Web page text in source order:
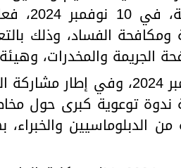
نظمت
الفساد، وذلك
الجريمة والمخدرات، وهيئة
وفي 21 نوفمبر 2024، وفي
توعوية كبرى حول
من الدبلوماسيين